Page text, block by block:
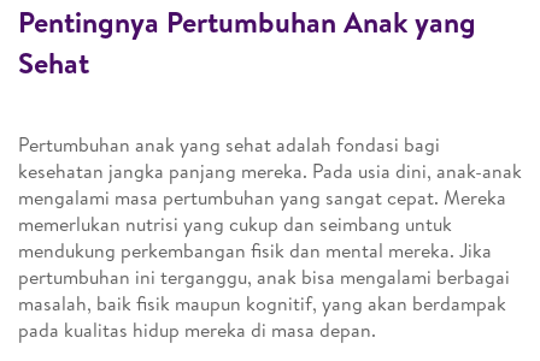
Pentingnya Pertumbuhan Anak yang
Sehat
Pertumbuhan anak yang sehat adalah fondasi bagi
kesehatan jangka panjang mereka. Pada usia dini, anak-anak
mengalami masa pertumbuhan yang sangat cepat. Mereka
memerlukan nutrisi yang cukup dan seimbang untuk
mendukung perkembangan fisik dan mental mereka. Jika
pertumbuhan ini terganggu, anak bisa mengalami berbagai
masalah, baik fisik maupun kognitif, yang akan berdampak
pada kualitas hidup mereka di masa depan.